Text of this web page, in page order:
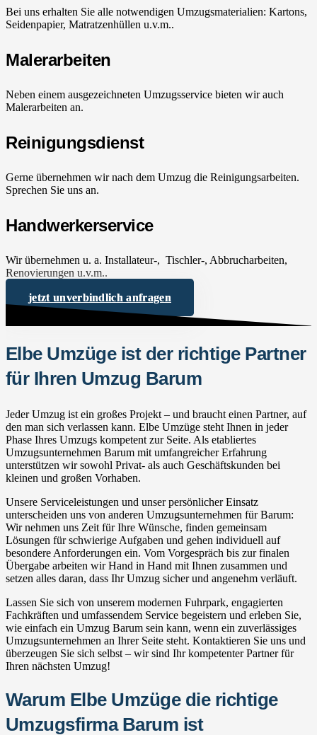
Bei uns erhalten Sie alle notwendigen Umzugsmaterialien: Kartons,
Seidenpapier, Matratzenhüllen u.v.m..
Malerarbeiten
Neben einem ausgezeichneten Umzugsservice bieten wir auch
Malerarbeiten an.
Reinigungsdienst
Gerne übernehmen wir nach dem Umzug die Reinigungsarbeiten.
Sprechen Sie uns an.
Handwerkerservice
Wir übernehmen u. a. Installateur-, Tischler-, Abbrucharbeiten,
Renovierungen u.v.m..
jetzt unverbindlich anfragen
Elbe Umzüge ist der richtige Partner
für Ihren Umzug Barum
Jeder Umzug ist ein großes Projekt – und braucht einen Partner, auf
den man sich verlassen kann. Elbe Umzüge steht Ihnen in jeder
Phase Ihres Umzugs kompetent zur Seite. Als etabliertes
Umzugsunternehmen Barum mit umfangreicher Erfahrung
unterstützen wir sowohl Privat- als auch Geschäftskunden bei
kleinen und großen Vorhaben.
Unsere Serviceleistungen und unser persönlicher Einsatz
unterscheiden uns von anderen Umzugsunternehmen für Barum:
Wir nehmen uns Zeit für Ihre Wünsche, finden gemeinsam
Lösungen für schwierige Aufgaben und gehen individuell auf
besondere Anforderungen ein. Vom Vorgespräch bis zur finalen
Übergabe arbeiten wir Hand in Hand mit Ihnen zusammen und
setzen alles daran, dass Ihr Umzug sicher und angenehm verläuft.
Lassen Sie sich von unserem modernen Fuhrpark, engagierten
Fachkräften und umfassendem Service begeistern und erleben Sie,
wie einfach ein Umzug Barum sein kann, wenn ein zuverlässiges
Umzugsunternehmen an Ihrer Seite steht. Kontaktieren Sie uns und
überzeugen Sie sich selbst – wir sind Ihr kompetenter Partner für
Ihren nächsten Umzug!
Warum Elbe Umzüge die richtige
Umzugsfirma Barum ist